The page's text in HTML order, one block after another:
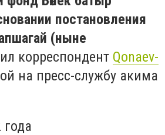
постановления
(ныне
корреспондент Qonaev-
на пресс-службу акима
года